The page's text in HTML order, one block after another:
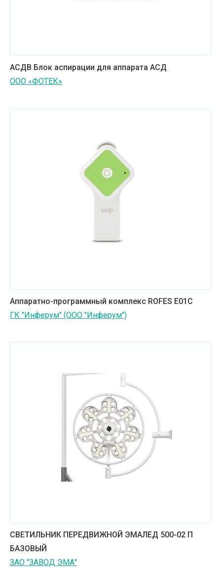
АСДВ Блок аспирации для аппарата АСД
ООО «ФОТЕК»
Аппаратно-программный комплекс ROFES E01C
ГК "Инферум" (ООО "Инферум")
СВЕТИЛЬНИК ПЕРЕДВИЖНОЙ ЭМАЛЕД 500-02 П
БАЗОВЫЙ
ЗАО "ЗАВОД ЭМА"